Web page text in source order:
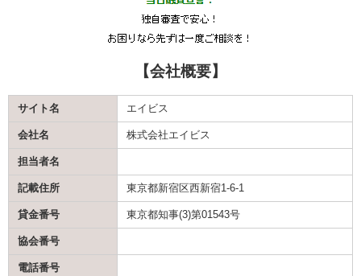
【会社概要】
サイト名 エイビス
会社名 株式会社エイビス
担当者名
記載住所 東京都新宿区西新宿1-6-1
貸金番号 東京都知事(3)第01543号
協会番号
電話番号